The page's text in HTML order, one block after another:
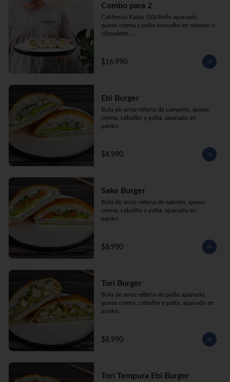
queso crema y palta envuelto en sésamo o
ciboulette.
Gyosas a elección (5u) + Bebida 1.5lt a
elección
**Imagen Referencial**
Combo para 2
California Katsu (10) Pollo apanado,
queso crema y palta envuelto en sésamo o
ciboulette.
en palta.
Gyosas a elección  (5u)  + 2 bebidas
**Imagen Referencial**
$16.990
Ebi Burger
Bola de arroz rellena de camarón, queso
crema, cebollín y palta, apanada en
panko.
$8.990
Sake Burger
Bola de arroz rellena de salmón, queso
crema, cebollín y palta, apanada en
panko.
$8.990
Tori Burger
Bola de arroz rellena de pollo apanado,
queso crema, cebollín y palta, apanada en
panko.
$8.990
Tori Tempura Ebi Burger